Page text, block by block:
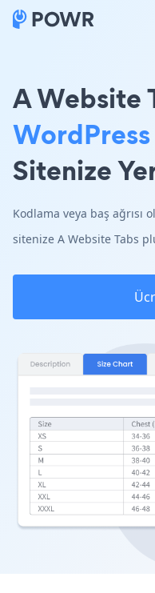
A Website
WordPress
Sitenize
Kodlama veya baş ağrısı
sitenize A Website Tabs